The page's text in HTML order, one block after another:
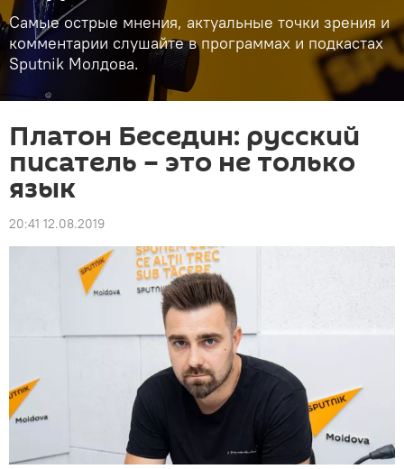
Самые острые мнения, актуальные точки зрения и
комментарии слушайте в программах и подкастах
Sputnik Молдова.
Платон Беседин: русский
писатель – это не только
язык
20:41 12.08.2019